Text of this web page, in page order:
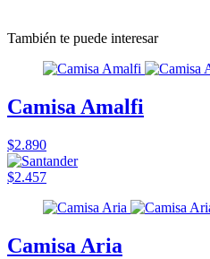
También te puede interesar
Camisa Amalfi
$2.890
$2.457
Camisa Aria